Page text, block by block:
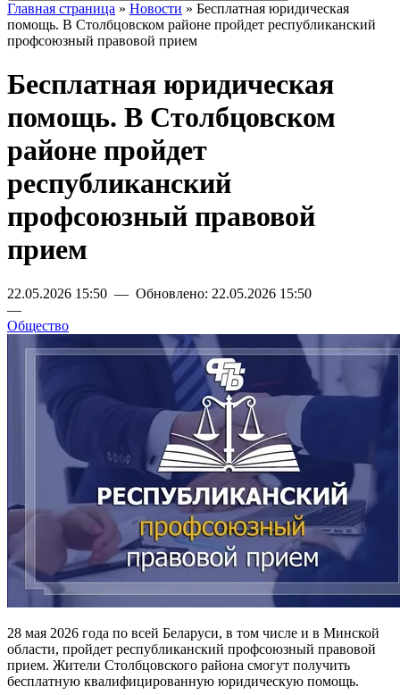
Главная страница » Новости » Бесплатная юридическая
помощь. В Столбцовском районе пройдет республиканский
профсоюзный правовой прием
Бесплатная юридическая
помощь. В Столбцовском
районе пройдет
республиканский
профсоюзный правовой
прием
22.05.2026 15:50 — Обновлено: 22.05.2026 15:50
—
Общество
28 мая 2026 года по всей Беларуси, в том числе и в Минской
области, пройдет республиканский профсоюзный правовой
прием. Жители Столбцовского района смогут получить
бесплатную квалифицированную юридическую помощь.